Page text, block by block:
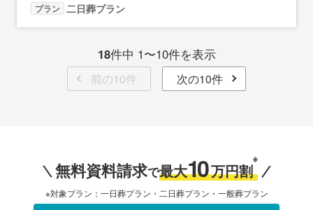
プラン 二日葬プラン
18件中 1〜10件を表示
前の10件 次の10件
無料資料請求で最大10万円割
※
※対象プラン：一日葬プラン・二日葬プラン・一般葬プラン